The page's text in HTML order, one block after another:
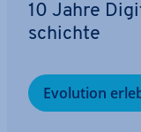
10 Jahre
schich­te
Evolution